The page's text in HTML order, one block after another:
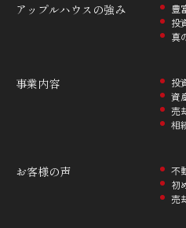
アップルハウスの強み
豊
投
真
事業内容
投
資
売
相
お客様の声
不
初
売